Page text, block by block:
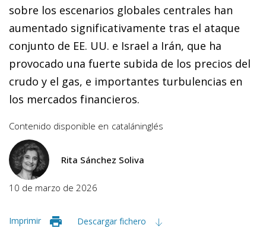
sobre los escenarios globales centrales han
aumentado significativamente tras el ataque
conjunto de EE. UU. e Israel a Irán, que ha
provocado una fuerte subida de los precios del
crudo y el gas, e importantes turbulencias en
los mercados financieros.
Contenido disponible en cataláninglés
Rita Sánchez Soliva
10 de marzo de 2026
Imprimir Descargar fichero